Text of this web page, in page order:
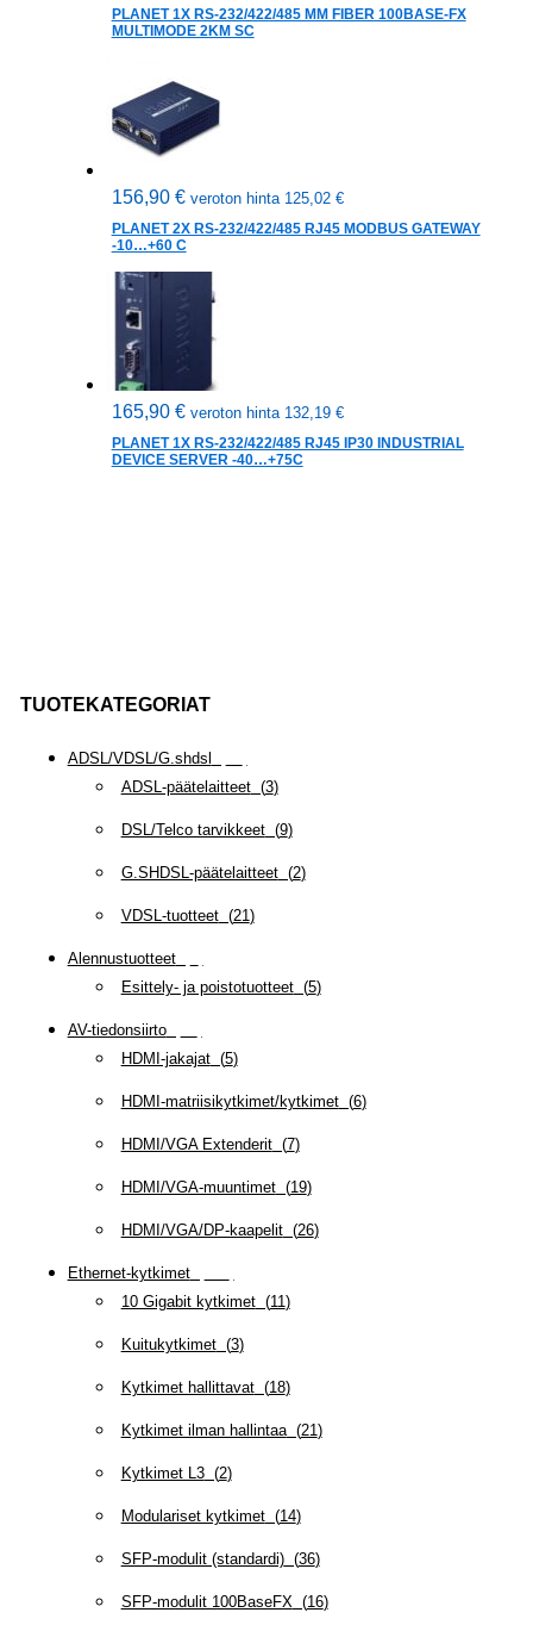
TUOTEKATEGORIAT
ADSL/VDSL/G.shdsl
ADSL-päätelaitteet(3)
DSL/Telco tarvikkeet(9)
G.SHDSL-päätelaitteet(2)
VDSL-tuotteet(21)
Alennustuotteet(
Esittely- ja poistotuotteet(5)
AV-tiedonsiirto(
HDMI-jakajat(5)
HDMI-matriisikytkimet/kytkimet(6)
HDMI/VGA Extenderit(7)
HDMI/VGA-muuntimet(19)
HDMI/VGA/DP-kaapelit(26)
Ethernet-kytkimet(
10 Gigabit kytkimet(11)
Kuitukytkimet(3)
Kytkimet hallittavat(18)
Kytkimet ilman hallintaa(21)
Kytkimet L3(2)
Modulariset kytkimet(14)
SFP-modulit (standardi)(36)
SFP-modulit 100BaseFX(16)
PLANET 1X RS-232/422/485 MM FIBER 100BASE-FX
MULTIMODE 2KM SC
156,90 € veroton hinta 125,02 €
PLANET 2X RS-232/422/485 RJ45 MODBUS GATEWAY
-10…+60 C
165,90 € veroton hinta 132,19 €
PLANET 1X RS-232/422/485 RJ45 IP30 INDUSTRIAL
DEVICE SERVER -40…+75C